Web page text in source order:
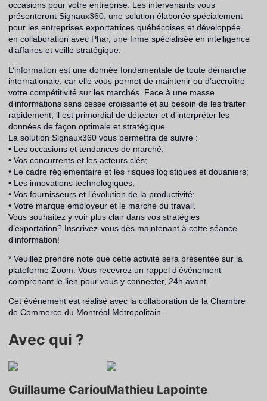
occasions pour votre entreprise. Les intervenants vous
présenteront Signaux360, une solution élaborée spécialement
pour les entreprises exportatrices québécoises et développée
en collaboration avec Phar, une firme spécialisée en intelligence
d’affaires et veille stratégique.
L’information est une donnée fondamentale de toute démarche
internationale, car elle vous permet de maintenir ou d’accroître
votre compétitivité sur les marchés. Face à une masse
d’informations sans cesse croissante et au besoin de les traiter
rapidement, il est primordial de détecter et d’interpréter les
données de façon optimale et stratégique.
La solution Signaux360 vous permettra de suivre :
• Les occasions et tendances de marché;
• Vos concurrents et les acteurs clés;
• Le cadre réglementaire et les risques logistiques et douaniers;
• Les innovations technologiques;
• Vos fournisseurs et l’évolution de la productivité;
• Votre marque employeur et le marché du travail.
Vous souhaitez y voir plus clair dans vos stratégies
d’exportation? Inscrivez-vous dès maintenant à cette séance
d’information!
* Veuillez prendre note que cette activité sera présentée sur la
plateforme Zoom. Vous recevrez un rappel d’événement
comprenant le lien pour vous y connecter, 24h avant.
Cet événement est réalisé avec la collaboration de la Chambre
de Commerce du Montréal Métropolitain.
Avec qui ?
Guillaume CariouMathieu Lapointe